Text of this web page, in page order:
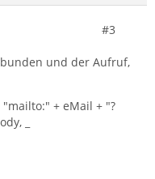
#3
und der Aufruf,
"mailto:" + eMail + "?
_